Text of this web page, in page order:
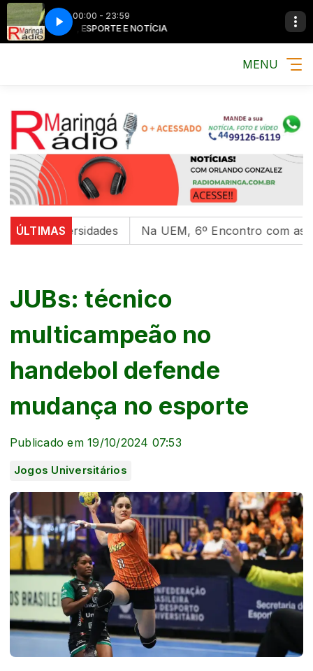
00:00 - 23:59
MÚSICA, ESPORTE E NOTÍCIA MÚSICA,
MENU
ÚLTIMAS Na UEM, 6º Encontro com as
JUBs: técnico
multicampeão no
handebol defende
mudança no esporte
Publicado em 19/10/2024 07:53
Jogos Universitários